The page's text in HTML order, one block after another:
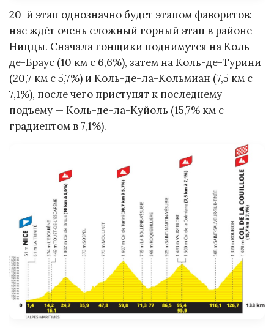
20-й этап однозначно будет этапом фаворитов:
нас ждёт очень сложный горный этап в районе
Ниццы. Сначала гонщики поднимутся на Коль-
де-Браус (10 км с 6,6%), затем на Коль-де-Турини
(20,7 км с 5,7%) и Коль-де-ла-Кольмиан (7,5 км с
7,1%), после чего приступят к последнему
подъему — Коль-де-ла-Куйоль (15,7% км с
градиентом в 7,1%).